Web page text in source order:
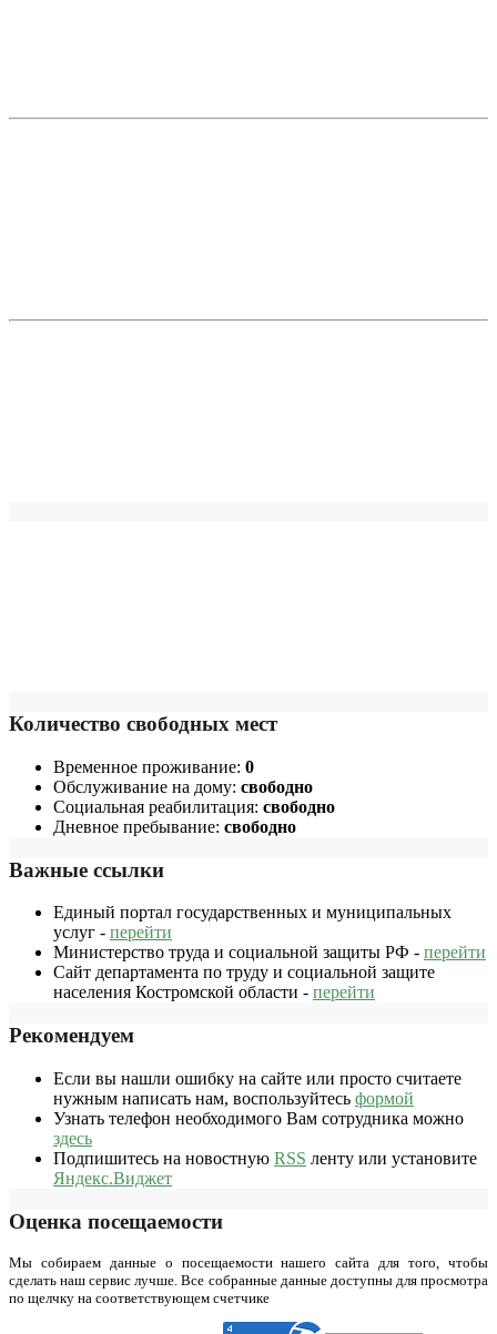
Количество свободных мест
Временное проживание: 0
Обслуживание на дому: свободно
Социальная реабилитация: свободно
Дневное пребывание: свободно
Важные ссылки
Единый портал государственных и муниципальных
услуг - перейти
Министерство труда и социальной защиты РФ - перейти
Сайт департамента по труду и социальной защите
населения Костромской области - перейти
Рекомендуем
Если вы нашли ошибку на сайте или просто считаете
нужным написать нам, воспользуйтесь формой
Узнать телефон необходимого Вам сотрудника можно
здесь
Подпишитесь на новостную RSS ленту или установите
Яндекс.Виджет
Оценка посещаемости
Мы собираем данные о посещаемости нашего сайта для того, чтобы
сделать наш сервис лучше. Все собранные данные доступны для просмотра
по щелчку на соответствующем счетчике